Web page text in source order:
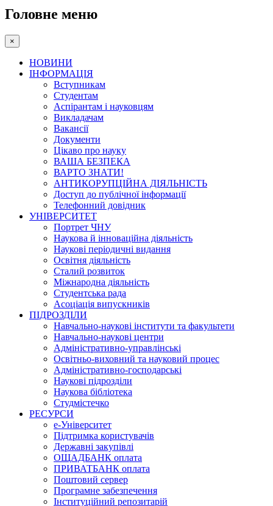
Головне меню
×
НОВИНИ
ІНФОРМАЦІЯ
Вступникам
Студентам
Аспірантам і науковцям
Викладачам
Вакансії
Документи
Цікаво про науку
ВАША БЕЗПЕКА
ВАРТО ЗНАТИ!
АНТИКОРУПЦІЙНА ДІЯЛЬНІСТЬ
Доступ до публічної інформації
Телефонний довідник
УНІВЕРСИТЕТ
Портрет ЧНУ
Наукова й інноваційна діяльність
Наукові періодичні видання
Освітня діяльність
Сталий розвиток
Міжнародна діяльність
Студентська рада
Асоціація випускників
ПІДРОЗДІЛИ
Навчально-наукові інститути та факультети
Навчально-наукові центри
Адміністративно-управлінські
Освітньо-виховний та науковий процес
Адміністративно-господарські
Наукові підрозділи
Наукова бібліотека
Студмістечко
РЕСУРСИ
е-Університет
Підтримка користувачів
Державні закупівлі
ОЩАДБАНК оплата
ПРИВАТБАНК оплата
Поштовий сервер
Програмне забезпечення
Інституційний репозитарій